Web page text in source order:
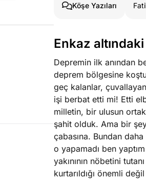
olduğumu bilmek
Köşe
Köşe Yazıları
Enkaz
Depremin ilk anından
deprem bölgesine
geç kalanlar,
işi berbat etti mi! Etti
milletin, bir ulusun
şahit olduk. Ama bir
çabasına. Bundan
o yapamadı ben
yakınının nöbetini
kurtarıldığı önemli